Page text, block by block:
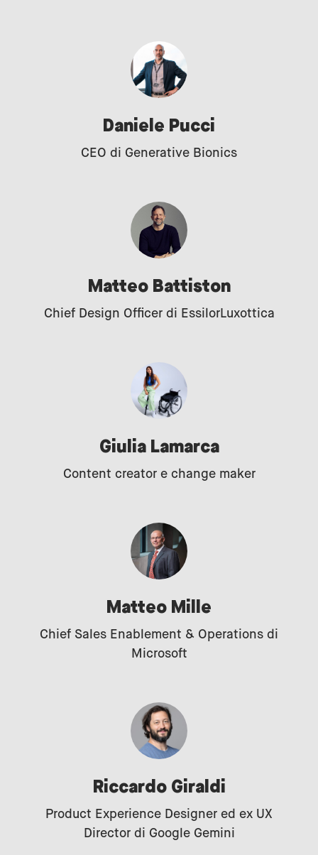
Daniele Pucci
CEO di Generative Bionics
Matteo Battiston
Chief Design Officer di EssilorLuxottica
Giulia Lamarca
Content creator e change maker
Matteo Mille
Chief Sales Enablement & Operations di
Microsoft
Riccardo Giraldi
Product Experience Designer ed ex UX
Director di Google Gemini